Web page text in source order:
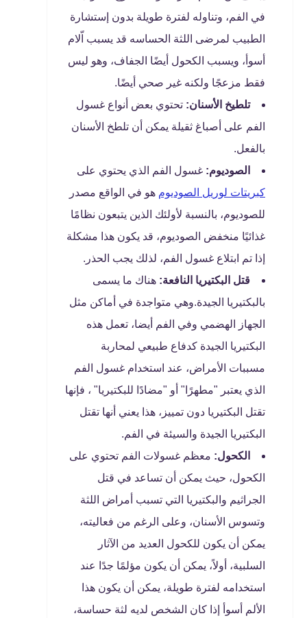
في الفم، وتناوله لفترة طويلة بدون إستشارة
الطبيب لمرضى اللثة الحساسه قد يسبب اّلام
أسوأ، ويسبب الكحول أيضًا الجفاف، وهو ليس
فقط مزعجًا ولكنه غير صحي أيضًا.
تلطيخ الأسنان: تحتوي بعض أنواع غسول
الفم على أصباغ ثقيلة يمكن أن تلطخ الأسنان
بالفعل.
الصوديوم: غسول الفم الذي يحتوي على
كبريتات لوريل الصوديوم هو في الواقع مصدر
للصوديوم، بالنسبة لأولئك الذين يتبعون نظامًا
غذائيًا منخفض الصوديوم، قد يكون هذا مشكلة
إذا تم ابتلاع غسول الفم، لذلك يجب الحذر.
قتل البكتيريا النافعة: هناك ما يسمى
بالبكتيريا الجيدة.وهي متواجدة في أماكن مثل
الجهاز الهضمي وفي الفم أيضا، تعمل هذه
البكتيريا الجيدة كدفاع طبيعي لمحاربة
مسببات الأمراض، عند استخدام غسول الفم
الذي يعتبر "مطهرًا" أو "مضادًا للبكتيريا" ، فإنها
تقتل البكتيريا دون تمييز، هذا يعني أنها تقتل
البكتيريا الجيدة والسيئة في الفم.
الكحول: معظم غسولات الفم تحتوي على
الكحول، حيث يمكن أن تساعد في قتل
الجراثيم والبكتيريا التي تسبب أمراض اللثة
وتسوس الأسنان، وعلى الرغم من فعاليته،
يمكن أن يكون للكحول العديد من الآثار
السلبية، أولاً، يمكن أن يكون مؤلمًا جدًا عند
استخدامه لفترة طويلة، يمكن أن يكون هذا
الألم أسوأ إذا كان الشخص لديه لثة حساسة،